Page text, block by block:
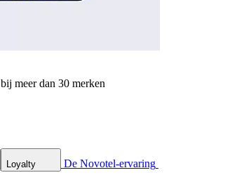
bij meer dan 30 merken
Loyalty De Novotel-ervaring